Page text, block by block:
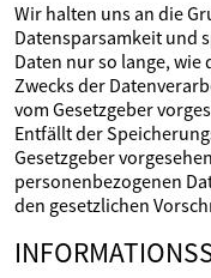
Wir halten uns an die
Datensparsamkeit und
Daten nur so lange, wie
Zwecks der
vom Gesetzgeber
Entfällt der
Gesetzgeber
personenbezogenen
den gesetzlichen